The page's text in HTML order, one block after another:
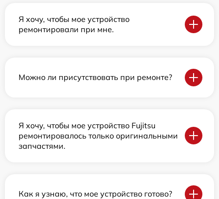
Я хочу, чтобы мое устройство
ремонтировали при мне.
Можно ли присутствовать при ремонте?
Я хочу, чтобы мое устройство Fujitsu
ремонтировалось только оригинальными
запчастями.
Как я узнаю, что мое устройство готово?